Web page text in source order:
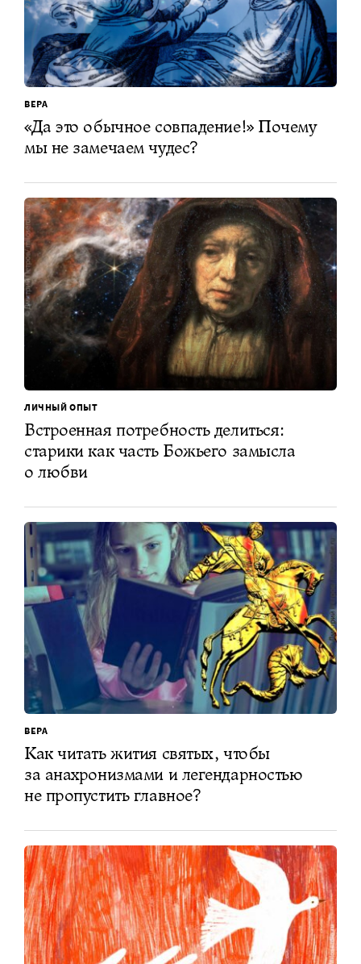
ВЕРА
«Да это обычное совпадение!» Почему
мы не замечаем чудес?
ЛИЧНЫЙ ОПЫТ
Встроенная потребность делиться:
старики как часть Божьего замысла
о любви
ВЕРА
Как читать жития святых, чтобы
за анахронизмами и легендарностью
не пропустить главное?